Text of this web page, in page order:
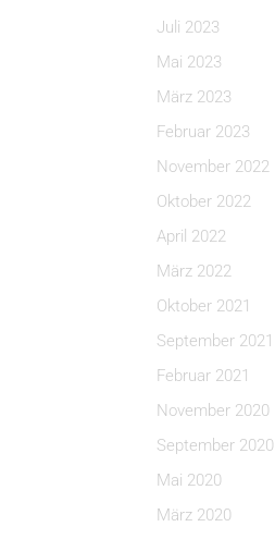
Juli 2023
Mai 2023
März 2023
Februar 2023
November 2022
Oktober 2022
April 2022
März 2022
Oktober 2021
September 2021
Februar 2021
November 2020
September 2020
Mai 2020
März 2020